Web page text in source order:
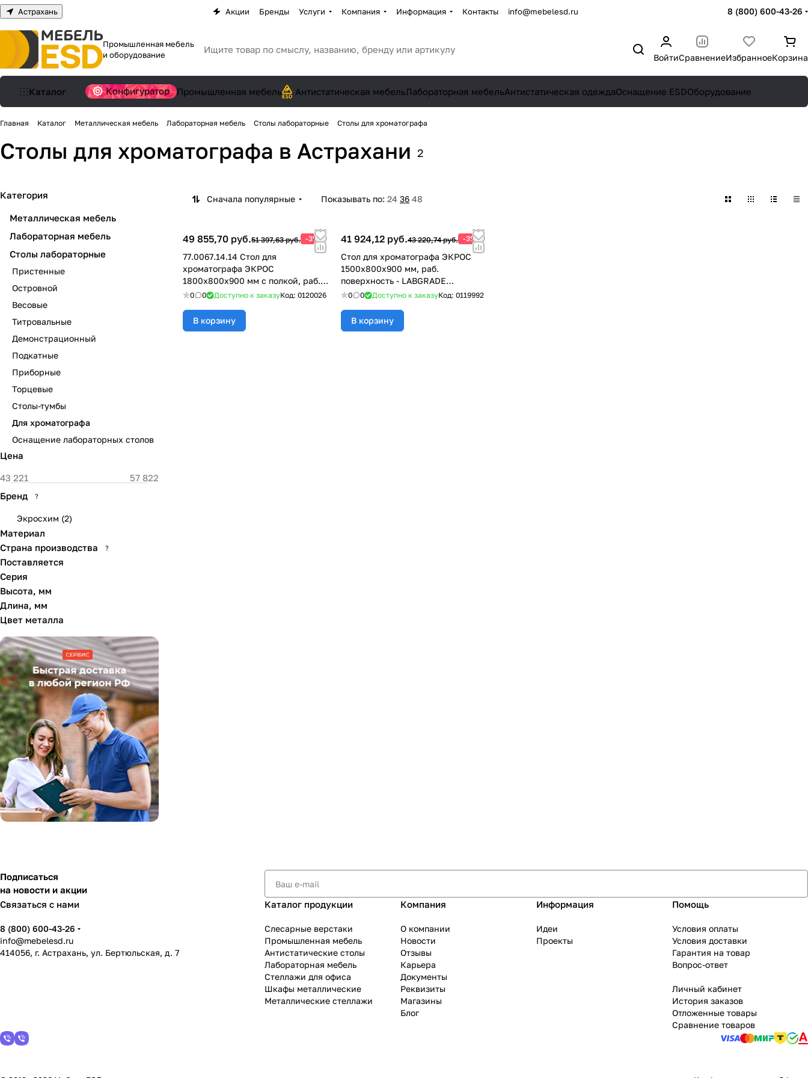
Астрахань Акции Бренды Услуги Компания Информация Контакты info@mebelesd.ru 8 (800) 600-43-26
Промышленная мебель
и оборудование
ВойтиСравнениеИзбранноеКорзина
Каталог Конфигуратор Промышленная мебель Антистатическая мебельЛабораторная мебельАнтистатическая одеждаОснащение ESDОборудование
Главная Каталог Металлическая мебель Лабораторная мебель Столы лабораторные Столы для хроматографа
Столы для хроматографа в Астрахани 2
Сначала популярные Показывать по: 24 36 48
49 855,70 руб.51 397,63 руб. -3%
77.0067.14.14 Стол для
хроматографа ЭКРОС
1800х800х900 мм с полкой, раб.
поверхность - ЛАМИНАТ СЕРЫЙ
0 0 Доступно к заказуКод: 0120026
В корзину
41 924,12 руб.43 220,74 руб. -3%
Стол для хроматографа ЭКРОС
1500х800х900 мм, раб.
поверхность - LABGRADE
77.0066.10.08
0 0 Доступно к заказуКод: 0119992
В корзину
Категория
Металлическая мебель
Лабораторная мебель
Столы лабораторные
Пристенные
Островной
Весовые
Титровальные
Демонстрационный
Подкатные
Приборные
Торцевые
Столы-тумбы
Для хроматографа
Оснащение лабораторных столов
Цена
Бренд ?
Экросхим (2)
Материал
Страна производства
?
Поставляется
Серия
Высота, мм
Длина, мм
Цвет металла
Подписаться
на новости и акции
Связаться с нами
8 (800) 600-43-26
info@mebelesd.ru
414056, г. Астрахань, ул. Бертюльская, д. 7
Каталог продукции
Слесарные верстаки
Промышленная мебель
Антистатические столы
Лабораторная мебель
Стеллажи для офиса
Шкафы металлические
Металлические стеллажи
Компания
О компании
Новости
Отзывы
Карьера
Документы
Реквизиты
Магазины
Блог
Информация
Идеи
Проекты
Помощь
Условия оплаты
Условия доставки
Гарантия на товар
Вопрос-ответ
Личный кабинет
История заказов
Отложенные товары
Сравнение товаров